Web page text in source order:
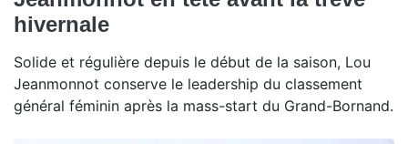
hivernale
Solide et régulière depuis le début de la saison, Lou
Jeanmonnot conserve le leadership du classement
général féminin après la mass-start du Grand-Bornand.